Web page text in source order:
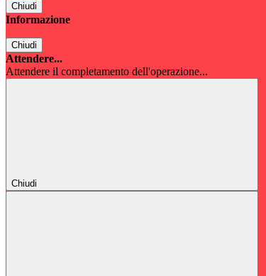
Chiudi
Informazione
Chiudi
Attendere...
Attendere il completamento dell'operazione...
Chiudi